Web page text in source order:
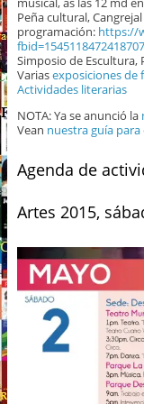
Peña cultural,
programación: https://
fbid=1545118472418707
Simposio de Escultura,
Variasexposiciones de
Actividades literarias
NOTA: Ya se anunció la
Vean nuestra guía para
Agenda de
Artes 2015,